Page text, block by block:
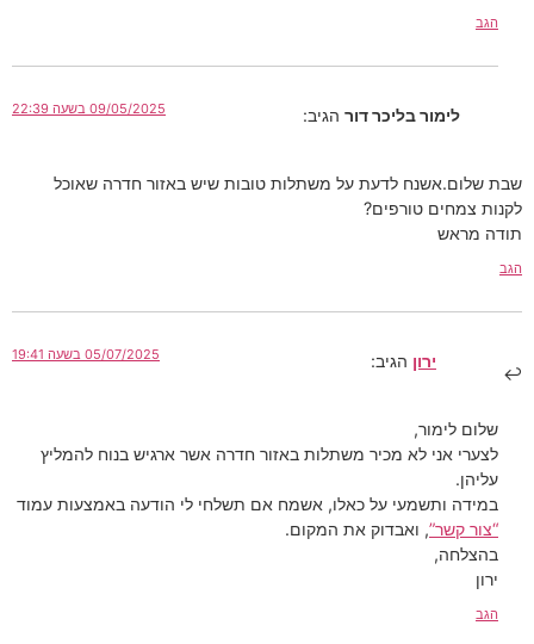
הגב
לימור בליכר דור הגיב: 09/05/2025 בשעה 22:39
שבת שלום.אשנח לדעת על משתלות טובות שיש באזור חדרה שאוכל
לקנות צמחים טורפים?
תודה מראש
הגב
ירון הגיב: 05/07/2025 בשעה 19:41
שלום לימור,
לצערי אני לא מכיר משתלות באזור חדרה אשר ארגיש בנוח להמליץ
עליהן.
במידה ותשמעי על כאלו, אשמח אם תשלחי לי הודעה באמצעות עמוד
“צור קשר”, ואבדוק את המקום.
בהצלחה,
ירון
הגב